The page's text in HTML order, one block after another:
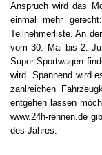
Anspruch wird das
einmal mehr
Teilnehmerliste. An
vom 30. Mai bis 2.
Super-Sportwagen
wird. Spannend wird
zahlreichen
entgehen lassen
www.24h-rennen.de
des Jahres.